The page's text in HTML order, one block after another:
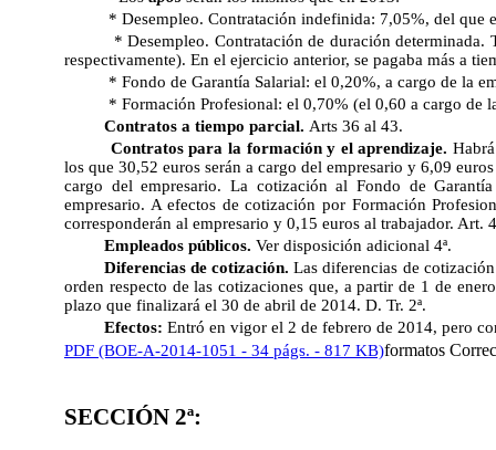
* Desempleo. Contratación indefinida: 7,05%, del que
* Desempleo. Contratación de duración
respectivamente). En el ejercicio anterior, se pagaba más a
* Fondo de Garantía Salarial: el 0,20%, a cargo de la
* Formación Profesional: el 0,70% (el 0,60 a cargo de
Contratos a tiempo parcial. Arts 36 al 43.
Contratos para la formación y el aprendizaje.
los que 30,52 euros serán a cargo del empresario y 6,09
cargo del empresario. La cotización al Fondo de
empresario. A efectos de cotización por Formación
corresponderán al empresario y 0,15 euros al trabajador. Art.
Empleados públicos. Ver disposición adicional 4ª.
Diferencias de cotización. Las diferencias de
orden respecto de las cotizaciones que, a partir de 1 de
plazo que finalizará el 30 de abril de 2014. D. Tr. 2ª.
Efectos: Entró en vigor el 2 de febrero de 2014, pero
PDF (BOE-A-2014-1051 - 34 págs. - 817 KB)formatos
SECCIÓN 2ª: